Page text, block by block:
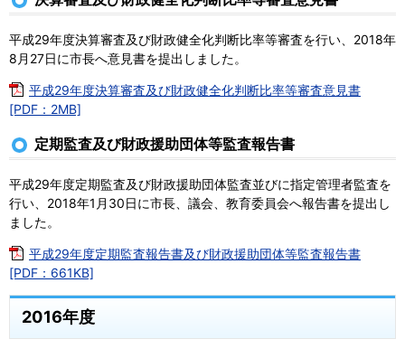
平成29年度決算審査及び財政健全化判断比率等審査を行い、2018年
8月27日に市長へ意見書を提出しました。
平成29年度決算審査及び財政健全化判断比率等審査意見書
[PDF：2MB]
定期監査及び財政援助団体等監査報告書
平成29年度定期監査及び財政援助団体監査並びに指定管理者監査を
行い、2018年1月30日に市長、議会、教育委員会へ報告書を提出し
ました。
平成29年度定期監査報告書及び財政援助団体等監査報告書
[PDF：661KB]
2016年度